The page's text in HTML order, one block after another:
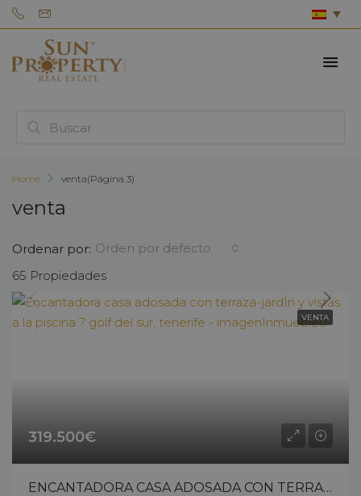
Home venta(Página 3)
venta
65 Propiedades
Ordenar por: Orden por defecto
VENTA
319.500€
ENCANTADORA CASA ADOSADA CON TERRAZA-JARDÍN Y VISTAS A LA PISCINA ? GOLF DEL SUR, TENERIFE – 13103c326